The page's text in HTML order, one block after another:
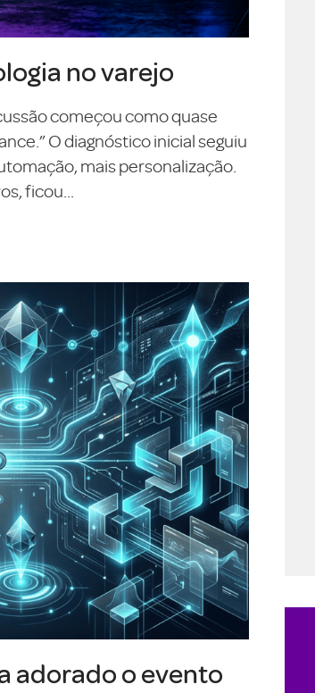
no varejo
começou como quase
O diagnóstico inicial seguiu
mais personalização.
ficou...
adorado o evento